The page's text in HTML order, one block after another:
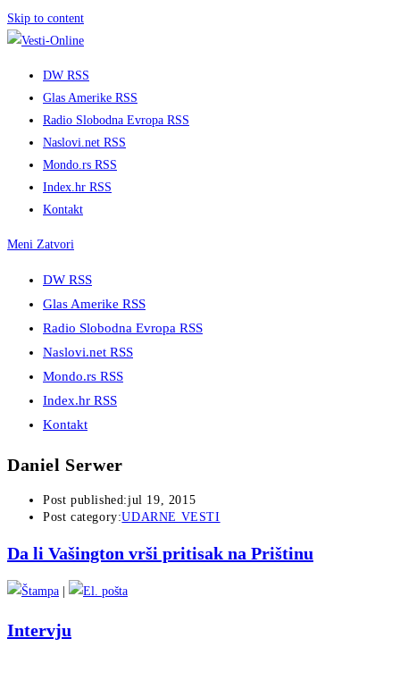
Skip to content
DW RSS
Glas Amerike RSS
Radio Slobodna Evropa RSS
Naslovi.net RSS
Mondo.rs RSS
Index.hr RSS
Kontakt
Meni Zatvori
DW RSS
Glas Amerike RSS
Radio Slobodna Evropa RSS
Naslovi.net RSS
Mondo.rs RSS
Index.hr RSS
Kontakt
Daniel Serwer
Post published:jul 19, 2015
Post category:UDARNE VESTI
Da li Vašington vrši pritisak na Prištinu
Intervju